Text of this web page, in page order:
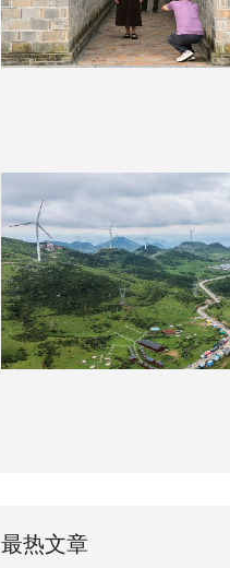
最热文章